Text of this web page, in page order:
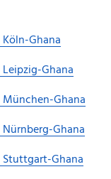
Ghana
Ghana
München-Ghana
Ghana
Stuttgart-Ghana